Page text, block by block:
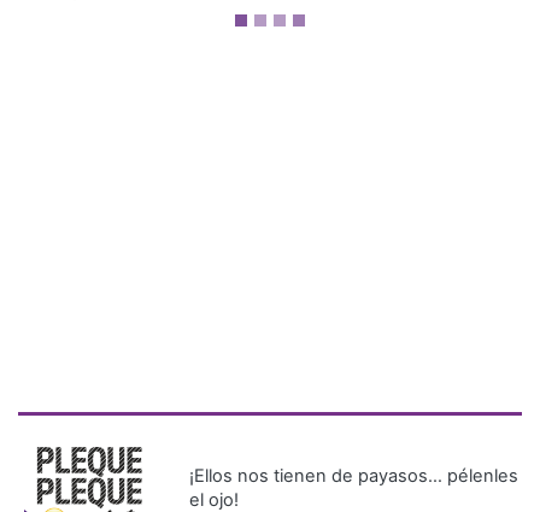
¡Ellos nos tienen de payasos… pélenles
el ojo!